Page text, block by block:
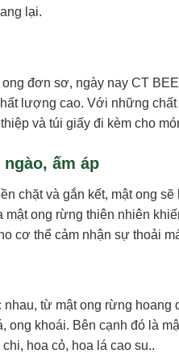
lại.
đơn sơ, ngày nay CT
lượng cao. Với những
và túi giấy đi kèm cho
ấm áp
chặt và gắn kết, mật ong
mật ong rừng thiên nhiên
cơ thể cảm nhận sự thoải
từ mật ong rừng
ong khoái. Bên cạnh đó là
hoa cỏ, hoa lá cao su..